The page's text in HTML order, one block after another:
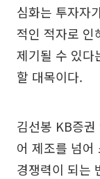
심화는 투자자
적인 적자로 인
제기될 수 있다
할 대목이다.
김선봉 KB증
어 제조를 넘어
경쟁력이 되는